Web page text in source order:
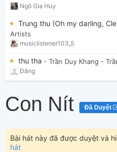
Ngô Gia Huy
Trung thu (Oh my darling,
Artists
musiclistener103_5
thu tha - Trần Duy Khang -
Đăng
Con Nít Đã Duyệt
Bài hát này đã được duyệt và
hát